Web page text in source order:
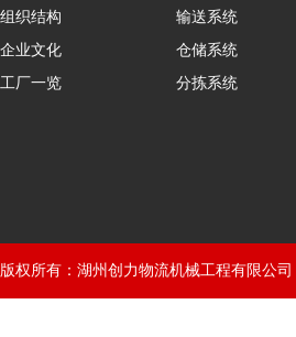
组织结构
企业文化
工厂一览
输送系统
仓储系统
分拣系统
版权所有：湖州创力物流机械工程有限公司